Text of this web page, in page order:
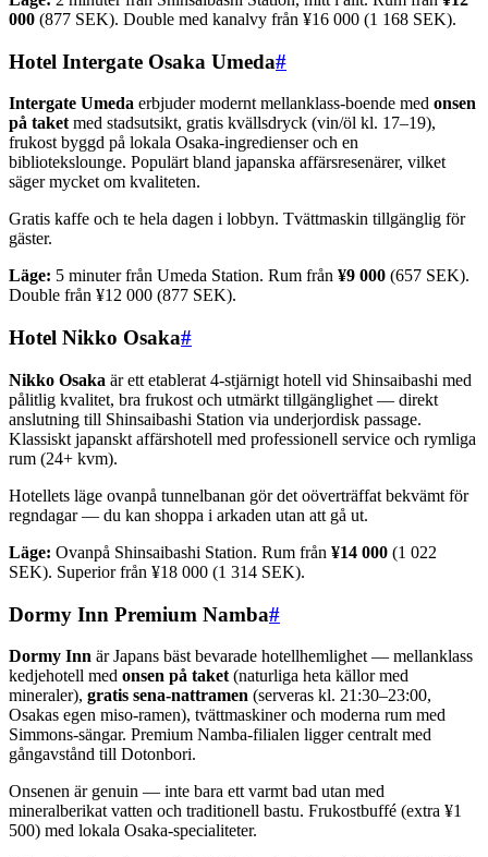
000 (877 SEK). Double med kanalvy från ¥16 000 (1 168 SEK).
Hotel Intergate Osaka Umeda#
Intergate Umeda erbjuder modernt mellanklass-boende med onsen
på taketmed stadsutsikt, gratis kvällsdryck (vin/öl kl. 17–19),
frukost byggd på lokala Osaka-ingredienser och en
bibliotekslounge. Populärt bland japanska affärsresenärer, vilket
säger mycket om kvaliteten.
Gratis kaffe och te hela dagen i lobbyn. Tvättmaskin tillgänglig för
gäster.
Läge: 5 minuter från Umeda Station. Rum från ¥9 000 (657 SEK).
Double från ¥12 000 (877 SEK).
Hotel Nikko Osaka#
Nikko Osaka är ett etablerat 4-stjärnigt hotell vid Shinsaibashi med
pålitlig kvalitet, bra frukost och utmärkt tillgänglighet — direkt
anslutning till Shinsaibashi Station via underjordisk passage.
Klassiskt japanskt affärshotell med professionell service och rymliga
rum (24+ kvm).
Hotellets läge ovanpå tunnelbanan gör det oöverträffat bekvämt för
regndagar — du kan shoppa i arkaden utan att gå ut.
Läge: Ovanpå Shinsaibashi Station. Rum från ¥14 000 (1 022
SEK). Superior från ¥18 000 (1 314 SEK).
Dormy Inn Premium Namba#
Dormy Inn är Japans bäst bevarade hotellhemlighet — mellanklass
kedjehotell med onsen på taket (naturliga heta källor med
mineraler), gratis sena-nattramen (serveras kl. 21:30–23:00,
Osakas egen miso-ramen), tvättmaskiner och moderna rum med
Simmons-sängar. Premium Namba-filialen ligger centralt med
gångavstånd till Dotonbori.
Onsenen är genuin — inte bara ett varmt bad utan med
mineralberikat vatten och traditionell bastu. Frukostbuffé (extra ¥1
500) med lokala Osaka-specialiteter.